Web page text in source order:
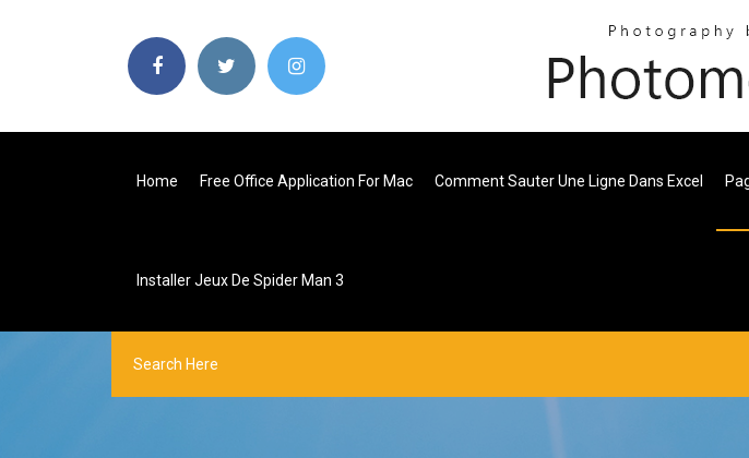
Home Free Office Application For Mac Comment Sauter Une Ligne Dans Excel
Installer Jeux De Spider Man 3